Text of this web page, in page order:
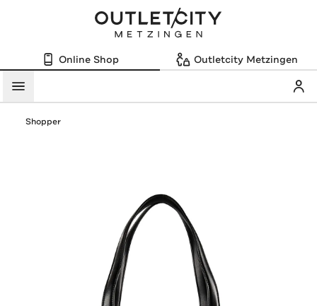
Online Shop Outletcity Metzingen
Menü
Shopper